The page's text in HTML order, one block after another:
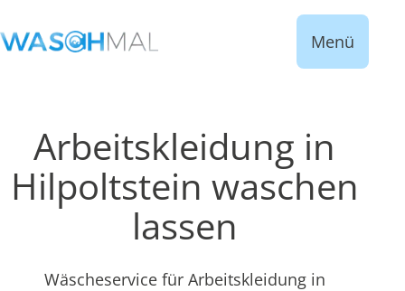
Menü
Arbeitskleidung in
Hilpoltstein waschen
lassen
Wäscheservice für Arbeitskleidung in